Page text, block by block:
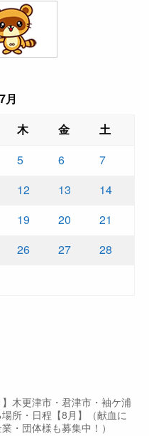
月
木 金
土
5 6
7
12 13
14
19 20
21
26 27
28
】木更津市・君津市・袖ケ浦
所・日程【8月】（献血に
・団体様も募集中！）